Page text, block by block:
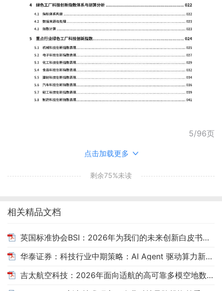
5/96页
点击加载更多
剩余75%未读
相关精品文档
英国标准协会BSI：2026年为我们的未来创新白皮书（英文版）
华泰证券：科技行业中期策略：AI Agent 驱动算力新周期与自主可控再加速
吉太航空科技：2026年面向适航的高可靠多模空地数据链解决方案白皮书